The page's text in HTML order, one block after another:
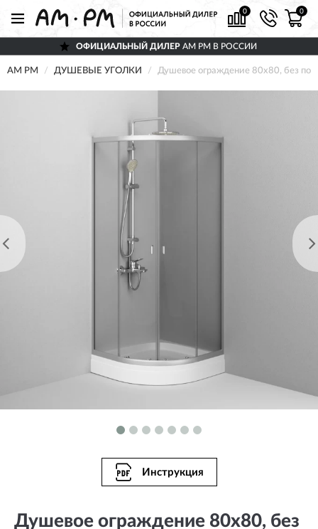
0 0
ОФИЦИАЛЬНЫЙ ДИЛЕР AM PM В РОССИИ
AM PM ДУШЕВЫЕ УГОЛКИ Душевое ограждение 80x80, без
Инструкция
Душевое ограждение 80x80, без